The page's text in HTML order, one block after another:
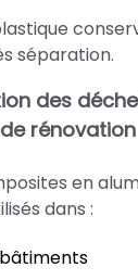
séparation.
des
rénovation
en
dans :